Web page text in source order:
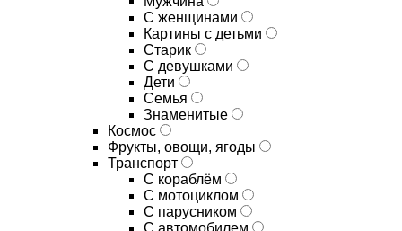
С женщинами
Картины с детьми
Старик
С девушками
Дети
Семья
Знаменитые
Космос
Фрукты, овощи, ягоды
Транспорт
С кораблём
С мотоциклом
С парусником
С автомобилем